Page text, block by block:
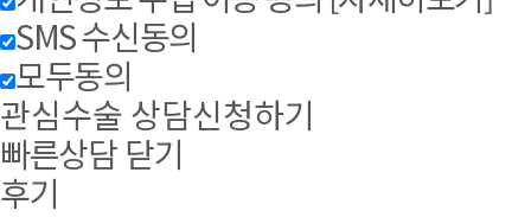
SMS 수신동의
모두동의
관심수술 상담신청하기
빠른상담 닫기
후기